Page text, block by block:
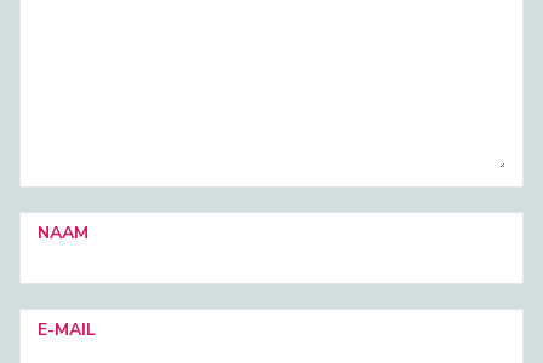
NAAM
E-MAIL